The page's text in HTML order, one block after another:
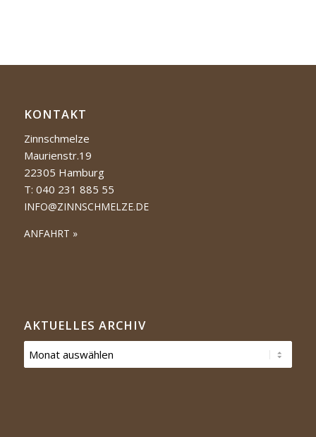
KONTAKT
Zinnschmelze
Maurienstr.19
22305 Hamburg
T: 040 231 885 55
INFO@ZINNSCHMELZE.DE
ANFAHRT »
AKTUELLES ARCHIV